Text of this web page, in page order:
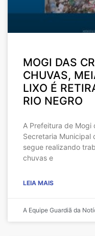
MOGI DAS
CHUVAS,
LIXO É
RIO NEGRO
A Prefeitura de Mogi
Secretaria Municipal
segue realizando
chuvas e
LEIA MAIS
A Equipe Guardiã da